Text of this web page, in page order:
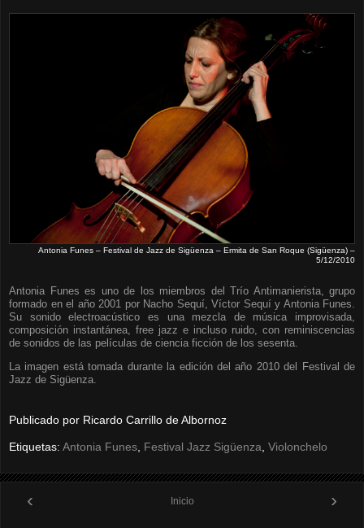
Antonia Funes – Festival de Jazz de Sigüenza – Ermita de San Roque (Sigüenza) –
5/12/2010
Antonia Funes es uno de los miembros del Trío Antimanierista, grupo
formado en el año 2001 por Nacho Sequí, Víctor Sequí y Antonia Funes.
Su sonido electroacústico es una mezcla de música improvisada,
composición instantánea, free jazz e incluso ruido, con reminiscencias
de sonidos de las películas de ciencia ficción de los sesenta.
La imagen está tomada durante la edición del año 2010 del Festival de
Jazz de Sigüenza.
Publicado por Ricardo Carrillo de Albornoz
Etiquetas: Antonia Funes Festival Jazz Sigüenza Violonchelo
‹ ›
Inicio